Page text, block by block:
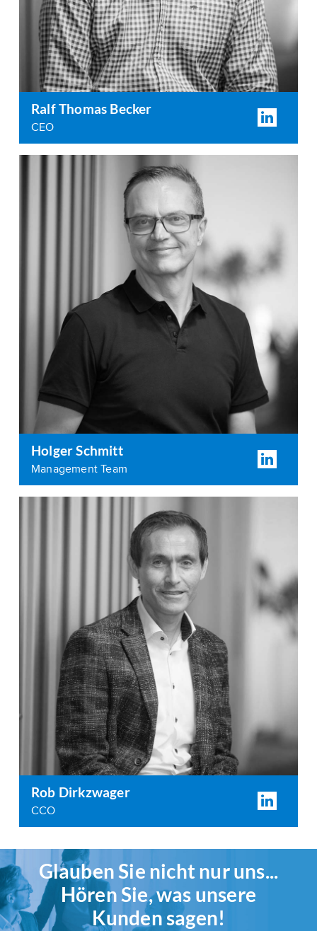
Ralf Thomas Becker
CEO
Holger Schmitt
Management Team
Rob Dirkzwager
CCO
Glauben Sie nicht nur uns...
Hören Sie, was unsere
Kunden sagen!